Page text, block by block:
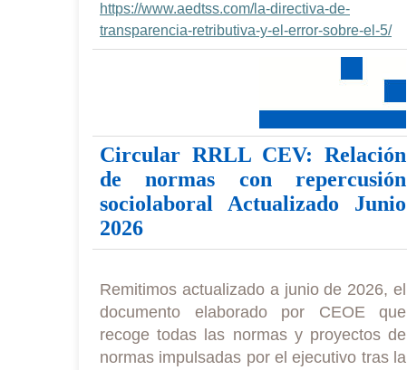
https://www.aedtss.com/la-directiva-de-
transparencia-retributiva-y-el-error-sobre-el-5/
Circular RRLL CEV: Relación
de normas con repercusión
sociolaboral Actualizado Junio
2026
Remitimos actualizado a junio de 2026, el
documento elaborado por CEOE que
recoge todas las normas y proyectos de
normas impulsadas por el ejecutivo tras la